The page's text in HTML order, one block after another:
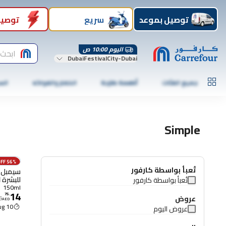
توصيل بموعد سريع
اليوم 10:00 ص
DubaiFestivalCity-Dubai
جميع الفئات أطعمة طازجة الخضار والفواكه
Simple
تُعبأ بواسطة كارفور
تُعبأ بواسطة كارفور
عروض
عروض اليوم
56% OFF
من الصابون
150ml
14
.
75
AED
10 Aug